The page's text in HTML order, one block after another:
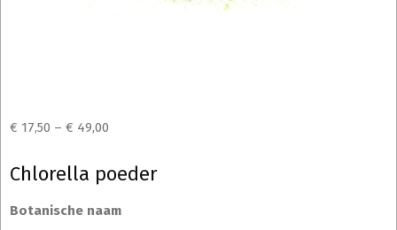
€ 17,50 – € 49,00
Chlorella poeder
Botanische naam